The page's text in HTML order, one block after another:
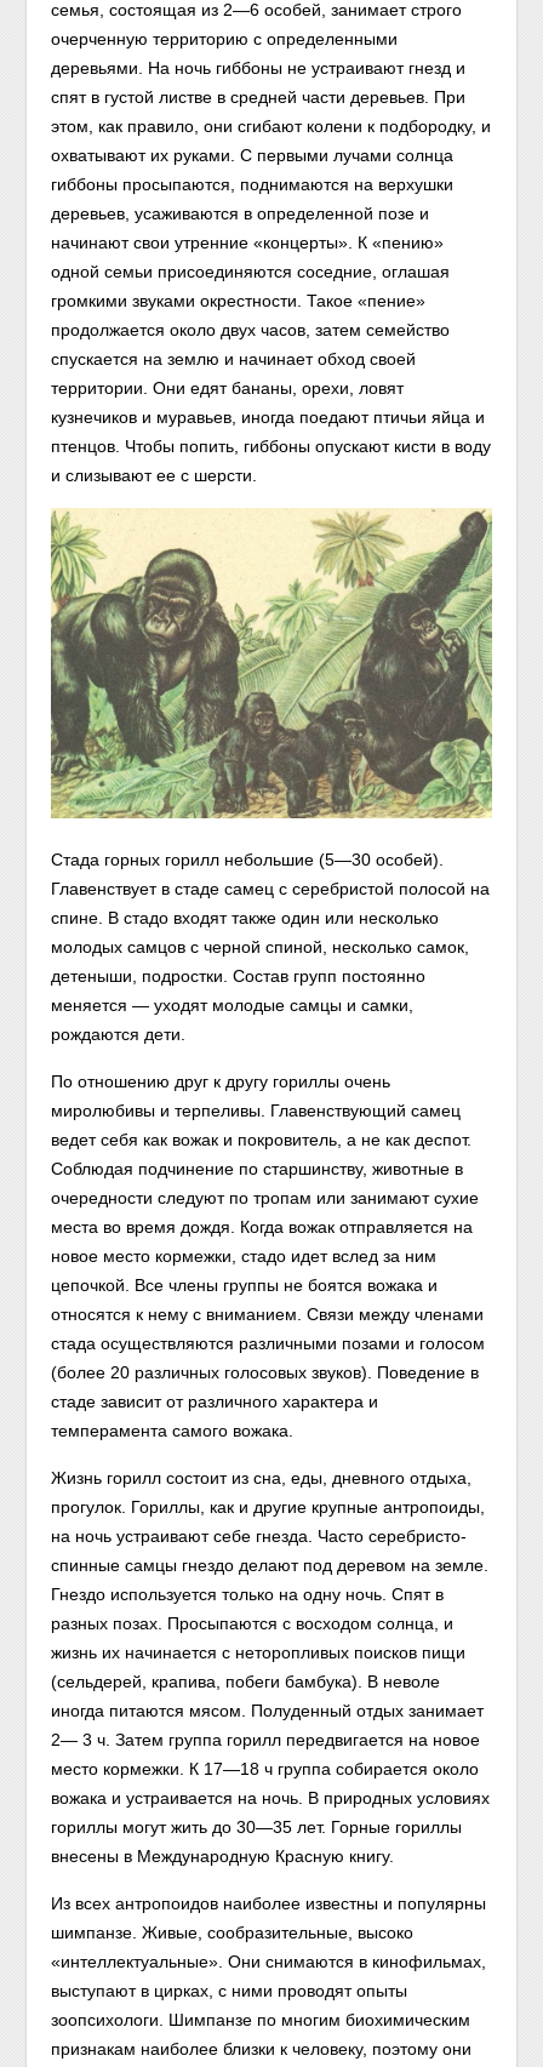
семья, состоящая из 2—6 особей, занимает строго
очерченную территорию с определенными
деревьями. На ночь гиббоны не устраивают гнезд и
спят в густой листве в средней части деревьев. При
этом, как правило, они сгибают колени к подбородку, и
охватывают их руками. С первыми лучами солнца
гиббоны просыпаются, поднимаются на верхушки
деревьев, усаживаются в определенной позе и
начинают свои утренние «концерты». К «пению»
одной семьи присоединяются соседние, оглашая
громкими звуками окрестности. Такое «пение»
продолжается около двух часов, затем семейство
спускается на землю и начинает обход своей
территории. Они едят бананы, орехи, ловят
кузнечиков и муравьев, иногда поедают птичьи яйца и
птенцов. Чтобы попить, гиббоны опускают кисти в воду
и слизывают ее с шерсти.
Стада горных горилл небольшие (5—30 особей).
Главенствует в стаде самец с серебристой полосой на
спине. В стадо входят также один или несколько
молодых самцов с черной спиной, несколько самок,
детеныши, подростки. Состав групп постоянно
меняется — уходят молодые самцы и самки,
рождаются дети.
По отношению друг к другу гориллы очень
миролюбивы и терпеливы. Главенствующий самец
ведет себя как вожак и покровитель, а не как деспот.
Соблюдая подчинение по старшинству, животные в
очередности следуют по тропам или занимают сухие
места во время дождя. Когда вожак отправляется на
новое место кормежки, стадо идет вслед за ним
цепочкой. Все члены группы не боятся вожака и
относятся к нему с вниманием. Связи между членами
стада осуществляются различными позами и голосом
(более 20 различных голосовых звуков). Поведение в
стаде зависит от различного характера и
темперамента самого вожака.
Жизнь горилл состоит из сна, еды, дневного отдыха,
прогулок. Гориллы, как и другие крупные антропоиды,
на ночь устраивают себе гнезда. Часто серебристо-
спинные самцы гнездо делают под деревом на земле.
Гнездо используется только на одну ночь. Спят в
разных позах. Просыпаются с восходом солнца, и
жизнь их начинается с неторопливых поисков пищи
(сельдерей, крапива, побеги бамбука). В неволе
иногда питаются мясом. Полуденный отдых занимает
2— 3 ч. Затем группа горилл передвигается на новое
место кормежки. К 17—18 ч группа собирается около
вожака и устраивается на ночь. В природных условиях
гориллы могут жить до 30—35 лет. Горные гориллы
внесены в Международную Красную книгу.
Из всех антропоидов наиболее известны и популярны
шимпанзе. Живые, сообразительные, высоко
«интеллектуальные». Они снимаются в кинофильмах,
выступают в цирках, с ними проводят опыты
зоопсихологи. Шимпанзе по многим биохимическим
признакам наиболее близки к человеку, поэтому они